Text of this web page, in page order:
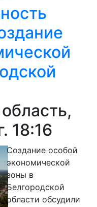
18:16
Создание особой
экономической
зоны в
Белгородской
области обсудили